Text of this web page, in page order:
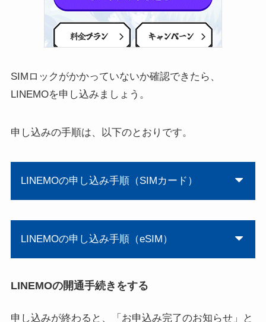
SIMロックがかかっていないか確認できたら、
LINEMOを申し込みましょう。
申し込みの手順は、以下のとおりです。
LINEMOの申し込み手順（SIMカード）
LINEMOの申し込み手順（eSIM）
LINEMOの開通手続きをする
申し込みが終わると、「お申込み完了のお知らせ」と